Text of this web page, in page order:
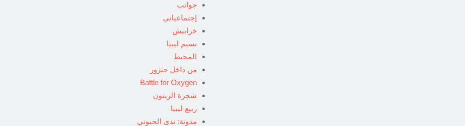
جوانب
إجتماعياتي
خرابيش
نسيم ليبيا
المحيط
من داخل جنزور
Battle for Oxygen
شجرة الزيتون
ربيع ليبيا
مدونة: ندى الحبوني